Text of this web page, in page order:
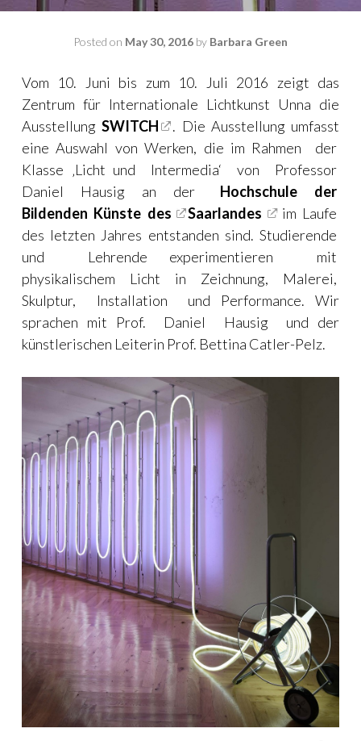
Posted on May 30, 2016 by Barbara Green
Vom 10. Juni bis zum 10. Juli 2016 zeigt das
Zentrum für Internationale Lichtkunst Unna die
AusstellungSWITCH . Die Ausstellung umfasst
eine Auswahl von Werken, die im Rahmen der
Klasse ‚Licht und Intermedia‘ von Professor
Daniel Hausig an der
Hochschule der
Bildenden Künste des
Saarlandes im Laufe
des letzten Jahres entstanden sind. Studierende
und Lehrende experimentieren mit
physikalischem Licht in Zeichnung, Malerei,
Skulptur, Installation und Performance. Wir
sprachen mit Prof. Daniel Hausig und der
künstlerischen Leiterin Prof. Bettina Catler-Pelz.